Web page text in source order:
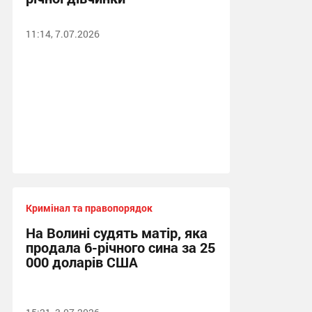
11:14, 7.07.2026
Кримінал та правопорядок
На Волині судять матір, яка
продала 6-річного сина за 25
000 доларів США